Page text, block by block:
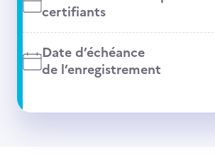
certifiants
Date d’échéance
de l’enregistrement